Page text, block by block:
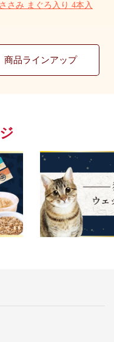
ささみ まぐろ入り 4本入
商品ラインアップ